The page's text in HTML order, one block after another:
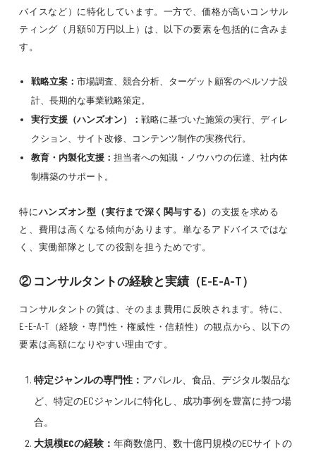
バイスなど）に特化しています。一方で、価格が高いコンサル
ティング（月額50万円以上）は、以下の要素を包括的に含みま
す。
戦略立案： 市場調査、競合分析、ターゲット顧客のペルソナ設
計、長期的な事業戦略策定。
実行支援（ハンズオン）： 戦略に基づいた施策の実行、ディレ
クション、サイト改修、コンテンツ制作の実務代行。
教育・内製化支援： 担当者への知識・ノウハウの伝達、社内体
制構築のサポート。
特にハンズオン型（実行まで深く関与する） の支援を求める
と、費用は高くなる傾向があります。単なるアドバイスではな
く、実働部隊としての役割を担うためです。
② コンサルタントの経験と実績（E-E-A-T）
コンサルタントの質は、そのまま費用に反映されます。特に、
E-E-A-T（経験・専門性・権威性・信頼性）の観点から、以下の
要素は高額になりやすい理由です。
特定ジャンルの専門性： アパレル、食品、デジタル製品な
ど、特定のECジャンルに特化し、成功事例を豊富に持つ場
合。
大規模ECの経験：年商数億円、数十億円規模のECサイトの